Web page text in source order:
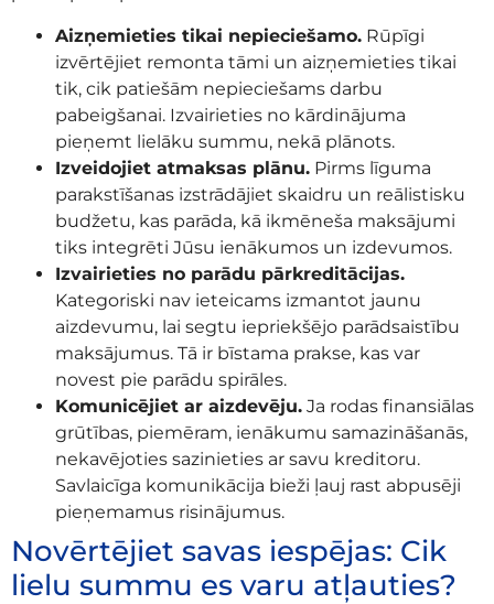
Aizņemieties tikai nepieciešamo. Rūpīgi
izvērtējiet remonta tāmi un aizņemieties tikai
tik, cik patiešām nepieciešams darbu
pabeigšanai. Izvairieties no kārdinājuma
pieņemt lielāku summu, nekā plānots.
Izveidojiet atmaksas plānu. Pirms līguma
parakstīšanas izstrādājiet skaidru un reālistisku
budžetu, kas parāda, kā ikmēneša maksājumi
tiks integrēti Jūsu ienākumos un izdevumos.
Izvairieties no parādu pārkreditācijas.
Kategoriski nav ieteicams izmantot jaunu
aizdevumu, lai segtu iepriekšējo parādsaistību
maksājumus. Tā ir bīstama prakse, kas var
novest pie parādu spirāles.
Komunicējiet ar aizdevēju. Ja rodas finansiālas
grūtības, piemēram, ienākumu samazināšanās,
nekavējoties sazinieties ar savu kreditoru.
Savlaicīga komunikācija bieži ļauj rast abpusēji
pieņemamus risinājumus.
Novērtējiet savas iespējas: Cik
lielu summu es varu atļauties?